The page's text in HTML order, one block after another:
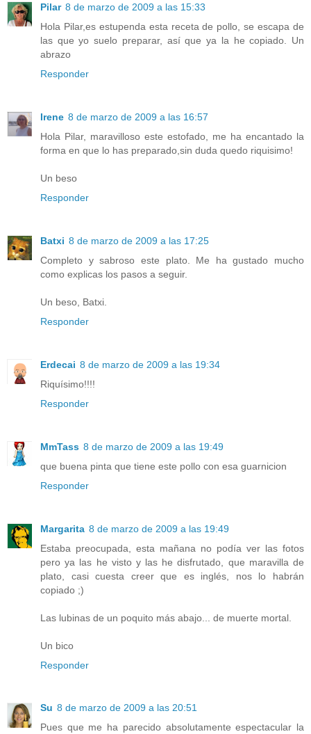
Pilar 8 de marzo de 2009 a las 15:33
Hola Pilar,es estupenda esta receta de pollo, se escapa de
las que yo suelo preparar, así que ya la he copiado. Un
abrazo
Responder
Irene 8 de marzo de 2009 a las 16:57
Hola Pilar, maravilloso este estofado, me ha encantado la
forma en que lo has preparado,sin duda quedo riquisimo!
Un beso
Responder
Batxi 8 de marzo de 2009 a las 17:25
Completo y sabroso este plato. Me ha gustado mucho
como explicas los pasos a seguir.
Un beso, Batxi.
Responder
Erdecai 8 de marzo de 2009 a las 19:34
Riquísimo!!!!
Responder
MmTass 8 de marzo de 2009 a las 19:49
que buena pinta que tiene este pollo con esa guarnicion
Responder
Margarita 8 de marzo de 2009 a las 19:49
Estaba preocupada, esta mañana no podía ver las fotos
pero ya las he visto y las he disfrutado, que maravilla de
plato, casi cuesta creer que es inglés, nos lo habrán
copiado ;)
Las lubinas de un poquito más abajo... de muerte mortal.
Un bico
Responder
Su 8 de marzo de 2009 a las 20:51
Pues que me ha parecido absolutamente espectacular la